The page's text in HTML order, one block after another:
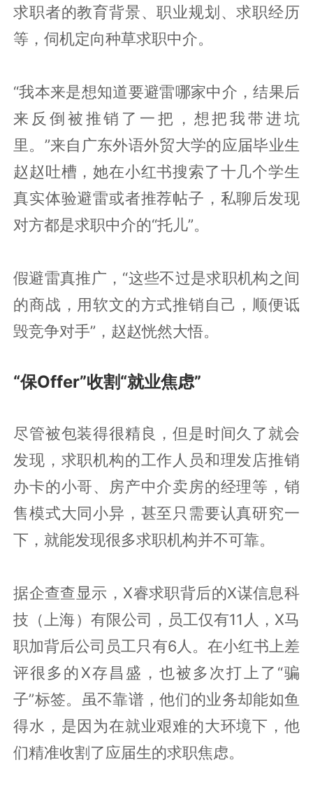
求职者的教育背景、职业规划、求职经历
等，伺机定向种草求职中介。
“我本来是想知道要避雷哪家中介，结果后
来反倒被推销了一把，想把我带进坑
里。”来自广东外语外贸大学的应届毕业生
赵赵吐槽，她在小红书搜索了十几个学生
真实体验避雷或者推荐帖子，私聊后发现
对方都是求职中介的“托儿”。
假避雷真推广，“这些不过是求职机构之间
的商战，用软文的方式推销自己，顺便诋
毁竞争对手”，赵赵恍然大悟。
“保Offer”收割“就业焦虑”
尽管被包装得很精良，但是时间久了就会
发现，求职机构的工作人员和理发店推销
办卡的小哥、房产中介卖房的经理等，销
售模式大同小异，甚至只需要认真研究一
下，就能发现很多求职机构并不可靠。
据企查查显示，X睿求职背后的X谋信息科
技（上海）有限公司，员工仅有11人，X马
职加背后公司员工只有6人。在小红书上差
评很多的X存昌盛，也被多次打上了“骗
子”标签。虽不靠谱，他们的业务却能如鱼
得水，是因为在就业艰难的大环境下，他
们精准收割了应届生的求职焦虑。